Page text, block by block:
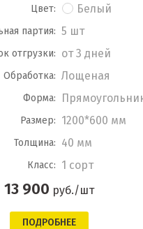
Цвет: Белый
партия: 5 шт
отгрузки: от 3 дней
Обработка: Лощеная
Форма:
Размер: 1200*600 мм
Толщина: 40 мм
Класс: 1 сорт
13 900 руб./шт
ПОДРОБНЕЕ